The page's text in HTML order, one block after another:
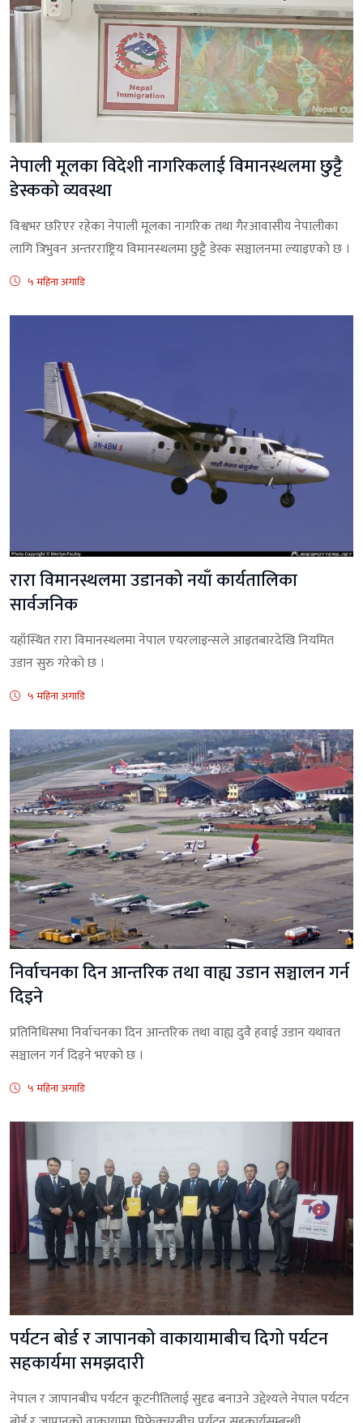
नेपाली मूलका विदेशी नागरिकलाई विमानस्थलमा छुट्टै
डेस्कको व्यवस्था
विश्वभर छरिएर रहेका नेपाली मूलका नागरिक तथा गैरआवासीय नेपालीका
लागि त्रिभुवन अन्तरराष्ट्रिय विमानस्थलमा छुट्टै डेस्क सञ्चालनमा ल्याइएको छ ।
५ महिना अगाडि
रारा विमानस्थलमा उडानको नयाँ कार्यतालिका
सार्वजनिक
यहाँस्थित रारा विमानस्थलमा नेपाल एयरलाइन्सले आइतबारदेखि नियमित
उडान सुरु गरेको छ ।
५ महिना अगाडि
निर्वाचनका दिन आन्तरिक तथा वाह्य उडान सञ्चालन गर्न
दिइने
प्रतिनिधिसभा निर्वाचनका दिन आन्तरिक तथा वाह्य दुवै हवाई उडान यथावत
सञ्चालन गर्न दिइने भएको छ ।
५ महिना अगाडि
पर्यटन बोर्ड र जापानको वाकायामाबीच दिगो पर्यटन
सहकार्यमा समझदारी
नेपाल र जापानबीच पर्यटन कूटनीतिलाई सुदृढ बनाउने उद्देश्यले नेपाल पर्यटन